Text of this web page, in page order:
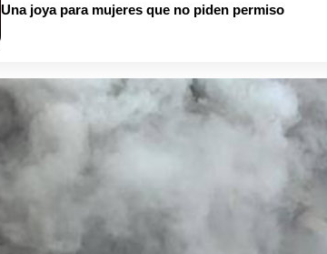
Una joya para mujeres que no piden permiso